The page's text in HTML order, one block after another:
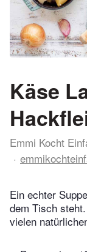
Käse
Emmi Kocht
Ein echter
dem Tisch
vielen